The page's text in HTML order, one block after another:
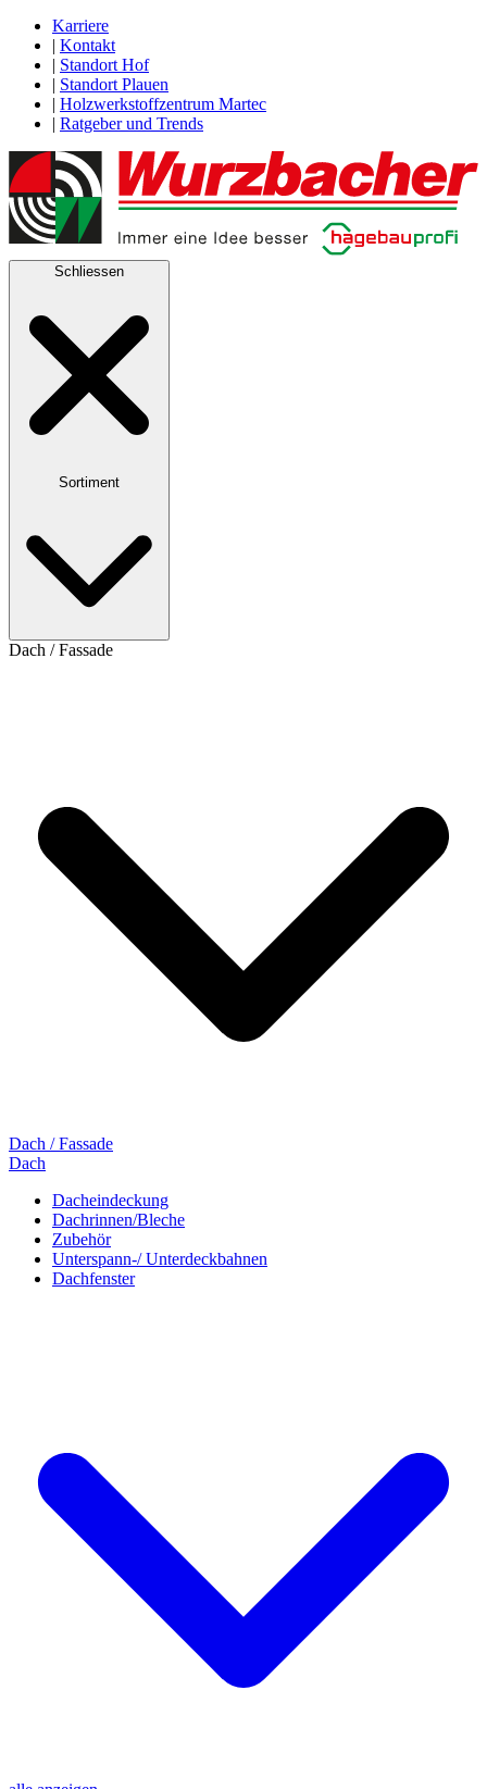
Karriere
| Kontakt
| Standort Hof
| Standort Plauen
| Holzwerkstoffzentrum Martec
| Ratgeber und Trends
Schliessen
Sortiment
Dach / Fassade
Dach / Fassade
Dach
Dacheindeckung
Dachrinnen/Bleche
Zubehör
Unterspann-/ Unterdeckbahnen
Dachfenster